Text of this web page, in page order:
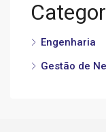
Engenharia
Gestão de